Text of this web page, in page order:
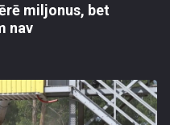
miljonus, bet
nav